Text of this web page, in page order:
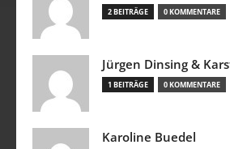
2 BEITRÄGE 0 KOMMENTARE
Jürgen Dinsing &
1 BEITRÄGE 0 KOMMENTARE
Karoline Buedel